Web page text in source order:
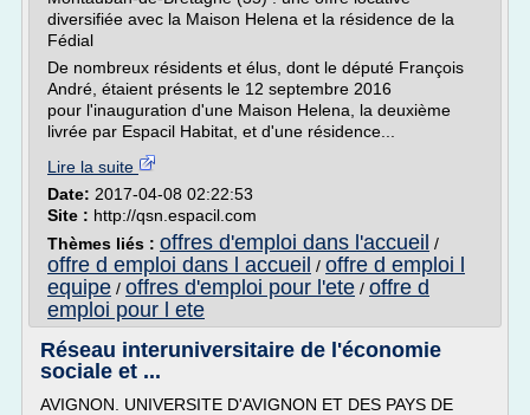
diversifiée avec la Maison Helena et la résidence de la
Fédial
De nombreux résidents et élus, dont le député François
André, étaient présents le 12 septembre 2016
pour l'inauguration d'une Maison Helena, la deuxième
livrée par Espacil Habitat, et d'une résidence...
Lire la suite
Date: 2017-04-08 02:22:53
Site : http://qsn.espacil.com
Thèmes liés : offres d'emploi dans l'accueil /
offre d emploi dans l accueil / offre d emploi l
equipe / offres d'emploi pour l'ete / offre d
emploi pour l ete
Réseau interuniversitaire de l'économie
sociale et ...
AVIGNON. UNIVERSITE D'AVIGNON ET DES PAYS DE